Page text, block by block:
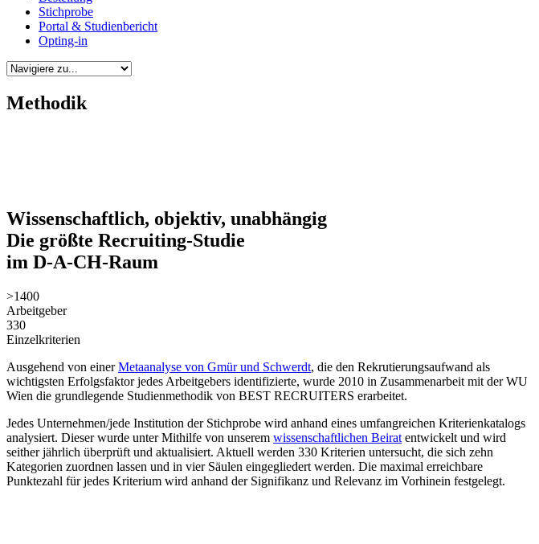
Stichprobe
Portal & Studienbericht
Opting-in
Methodik
Wissenschaftlich, objektiv, unabhängig
Die größte Recruiting-Studie
im D-A-CH-Raum
>1400
Arbeitgeber
330
Einzelkriterien
Ausgehend von einerMetaanalyse von Gmür und Schwerdt, die den Rekrutierungsaufwand als
wichtigsten Erfolgsfaktor jedes Arbeitgebers identifizierte, wurde 2010 in Zusammenarbeit mit der WU
Wien die grundlegende Studienmethodik von BEST RECRUITERS erarbeitet.
Jedes Unternehmen/jede Institution der Stichprobe wird anhand eines umfangreichen Kriterienkatalogs
analysiert. Dieser wurde unter Mithilfe von unserem wissenschaftlichen Beirat entwickelt und wird
seither jährlich überprüft und aktualisiert. Aktuell werden 330 Kriterien untersucht, die sich zehn
Kategorien zuordnen lassen und in vier Säulen eingegliedert werden. Die maximal erreichbare
Punktezahl für jedes Kriterium wird anhand der Signifikanz und Relevanz im Vorhinein festgelegt.